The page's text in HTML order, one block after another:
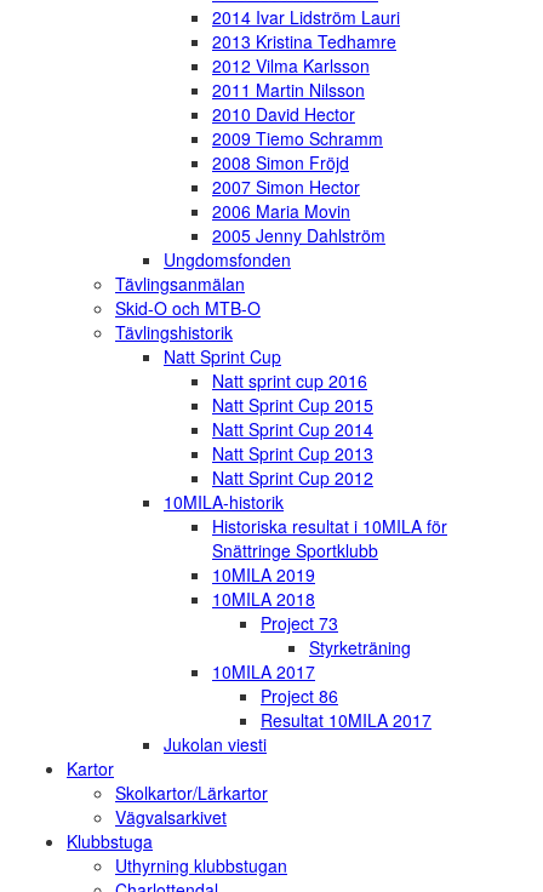
2014 Ivar Lidström Lauri
2013 Kristina Tedhamre
2012 Vilma Karlsson
2011 Martin Nilsson
2010 David Hector
2009 Tiemo Schramm
2008 Simon Fröjd
2007 Simon Hector
2006 Maria Movin
2005 Jenny Dahlström
Ungdomsfonden
Tävlingsanmälan
Skid-O och MTB-O
Tävlingshistorik
Natt Sprint Cup
Natt sprint cup 2016
Natt Sprint Cup 2015
Natt Sprint Cup 2014
Natt Sprint Cup 2013
Natt Sprint Cup 2012
10MILA-historik
Historiska resultat i 10MILA för
Snättringe Sportklubb
10MILA 2019
10MILA 2018
Project 73
Styrketräning
10MILA 2017
Project 86
Resultat 10MILA 2017
Jukolan viesti
Kartor
Skolkartor/Lärkartor
Vägvalsarkivet
Klubbstuga
Uthyrning klubbstugan